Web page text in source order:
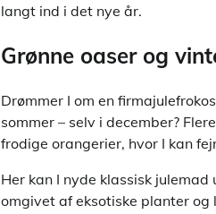
langt ind i det nye år.
Grønne oaser og
Drømmer I om en
sommer – selv i december?
frodige orangerier, hvor I kan
Her kan I nyde klassisk
omgivet af eksotiske planter og